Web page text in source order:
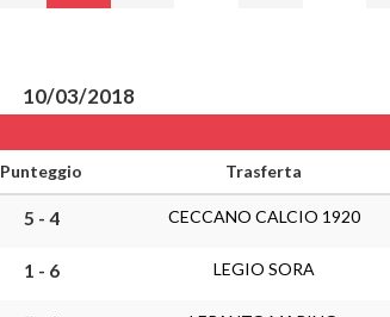
10/03/2018
Punteggio Trasferta
5 - 4 CECCANO CALCIO 1920
1 - 6 LEGIO SORA